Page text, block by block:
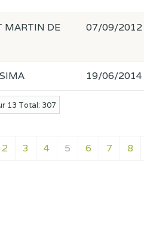
13 Total: 307
2 3 4 5 6 7 8
MARTIN DE
07/09/2012
19/06/2014